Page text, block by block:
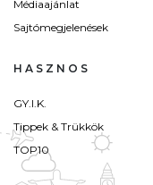
Médiaajánlat
Sajtómegjelenések
HASZNOS
GY.I.K.
Tippek & Trükkök
TOP10